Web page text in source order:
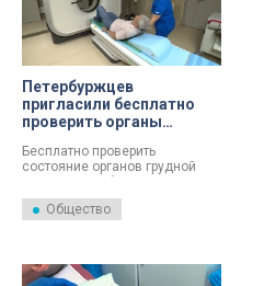
Петербуржцев
пригласили бесплатно
проверить органы
диспансеризации
Бесплатно проверить
состояние органов грудной
клетки. Петербуржцам
напоминают о возможности
пройти компьютерную
полису ОМС. Для этого
Общество